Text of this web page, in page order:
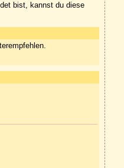
bist, kannst du diese